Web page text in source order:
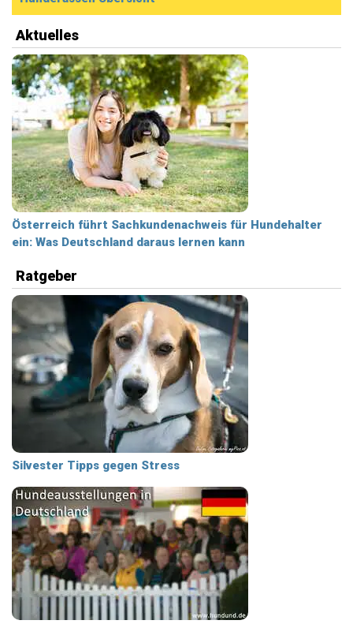
Aktuelles
Österreich führt Sachkundenachweis für Hundehalter
ein: Was Deutschland daraus lernen kann
Ratgeber
Silvester Tipps gegen Stress